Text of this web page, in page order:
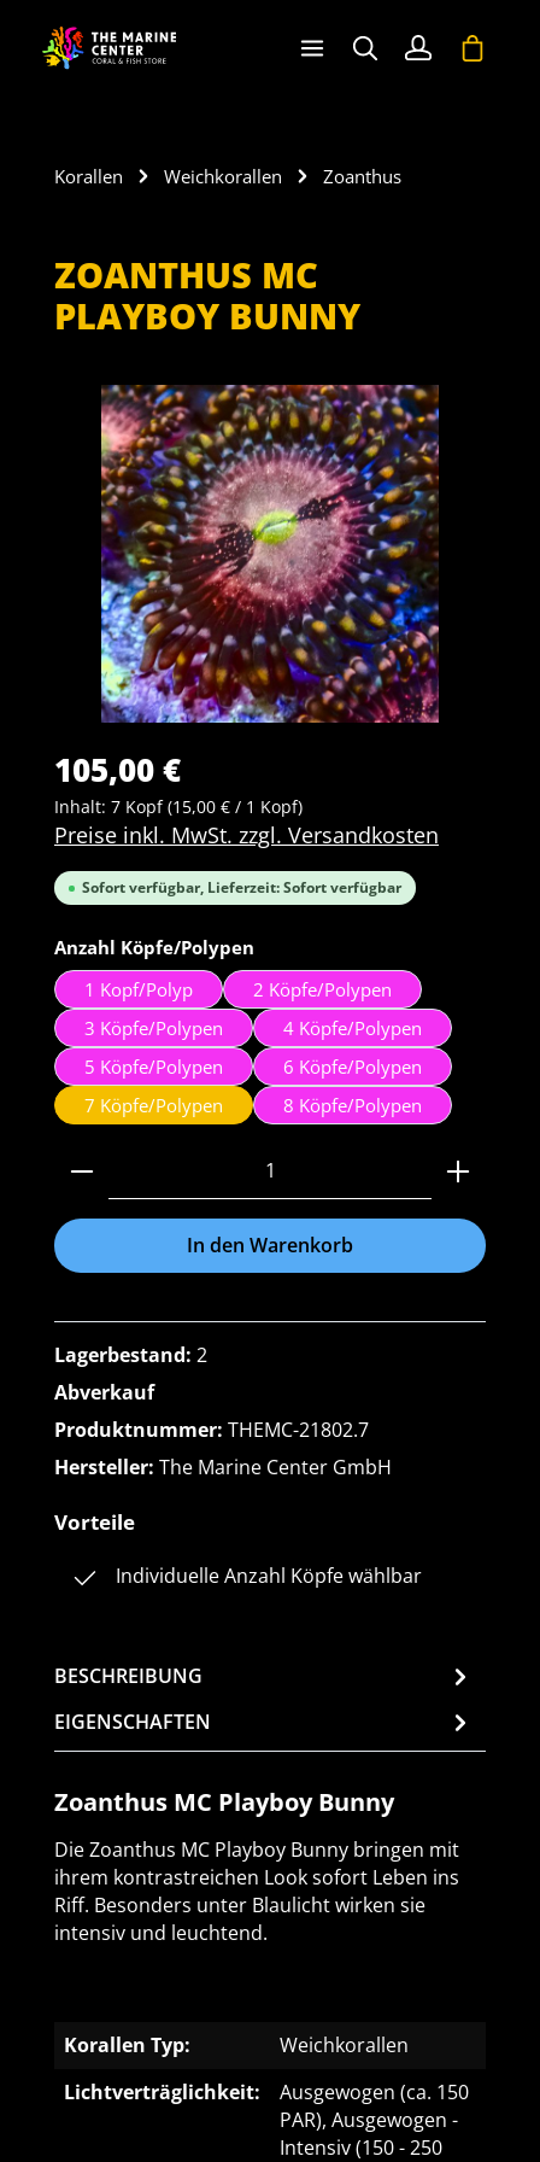
springen
Korallen Weichkorallen Zoanthus
ZOANTHUS MC
PLAYBOY BUNNY
Bildergalerie überspringen
105,00 €
Inhalt: 7 Kopf(15,00 € / 1 Kopf)
Preise inkl. MwSt. zzgl. Versandkosten
Sofort verfügbar, Lieferzeit: Sofort verfügbar
Anzahl Köpfe/Polypen
1 Kopf/Polyp
2 Köpfe/Polypen
3 Köpfe/Polypen
4 Köpfe/Polypen
5 Köpfe/Polypen
6 Köpfe/Polypen
7 Köpfe/Polypen
8 Köpfe/Polypen
Produkt Anzahl: Gib den gewünschten Wert
In den Warenkorb
Lagerbestand: 2
Abverkauf
Produktnummer: THEMC-21802.7
Hersteller: The Marine Center GmbH
Vorteile
Individuelle Anzahl Köpfe wählbar
BESCHREIBUNG
EIGENSCHAFTEN
Zoanthus MC Playboy Bunny
Die Zoanthus MC Playboy Bunny bringen mit
ihrem kontrastreichen Look sofort Leben ins
Riff. Besonders unter Blaulicht wirken sie
intensiv und leuchtend.
Korallen Typ:
Weichkorallen
Lichtverträglichkeit:
Ausgewogen (ca. 150
PAR), Ausgewogen -
Intensiv (150 - 250